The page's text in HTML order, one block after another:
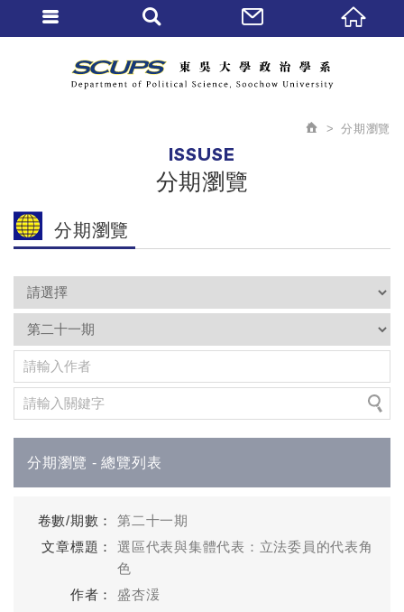
分期瀏覽
ISSUSE
分期瀏覽
分期瀏覽
分期瀏覽 - 總覽列表
第二十一期
選區代表與集體代表：立法委員的代表角
色
盛杏湲